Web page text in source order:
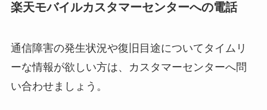
楽天モバイルカスタマーセンターへの電話
通信障害の発生状況や復旧目途についてタイムリ
ーな情報が欲しい方は、カスタマーセンターへ問
い合わせましょう。